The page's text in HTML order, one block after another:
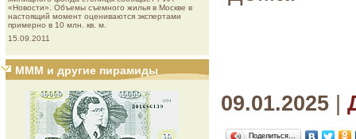
«Новости». Объемы съемного жилья в Москве в
настоящий момент оцениваются экспертами
примерно в 10 млн. кв. м.
15.09.2011
МММ и другие пирамиды
09.01.2025
Поделиться…